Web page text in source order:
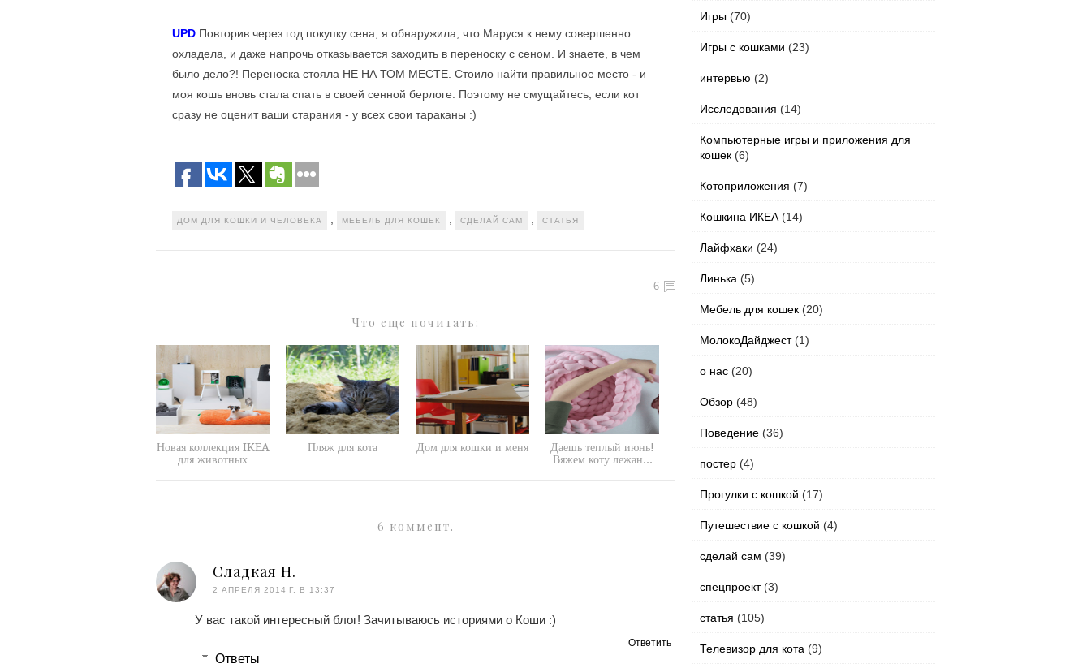
UPD Повторив через год покупку сена, я обнаружила, что Маруся к нему совершенно
охладела, и даже напрочь отказывается заходить в переноску с сеном. И знаете, в чем
было дело?! Переноска стояла НЕ НА ТОМ МЕСТЕ. Стоило найти правильное место - и
моя кошь вновь стала спать в своей сенной берлоге. Поэтому не смущайтесь, если кот
сразу не оценит ваши старания - у всех свои тараканы :)
ДОМ ДЛЯ КОШКИ И ЧЕЛОВЕКА МЕБЕЛЬ ДЛЯ КОШЕК СДЕЛАЙ САМ СТАТЬЯ
6
Что еще почитать:
Новая коллекция IKEA
для животных
Пляж для кота Дом для кошки и меня
Даешь теплый июнь!
Вяжем коту лежан...
6 коммент.
Сладкая Н.
2 АПРЕЛЯ 2014 Г. В 13:37
У вас такой интересный блог! Зачитываюсь историями о Коши :)
Ответить
Ответы
Игры (70)
Игры с кошками (23)
интервью (2)
Исследования (14)
Компьютерные игры и приложения для
кошек (6)
Котоприложения (7)
Кошкина ИКЕА (14)
Лайфхаки (24)
Линька (5)
Мебель для кошек (20)
МолокоДайджест (1)
о нас (20)
Обзор (48)
Поведение (36)
постер (4)
Прогулки с кошкой (17)
Путешествие с кошкой (4)
сделай сам (39)
спецпроект (3)
статья (105)
Телевизор для кота (9)